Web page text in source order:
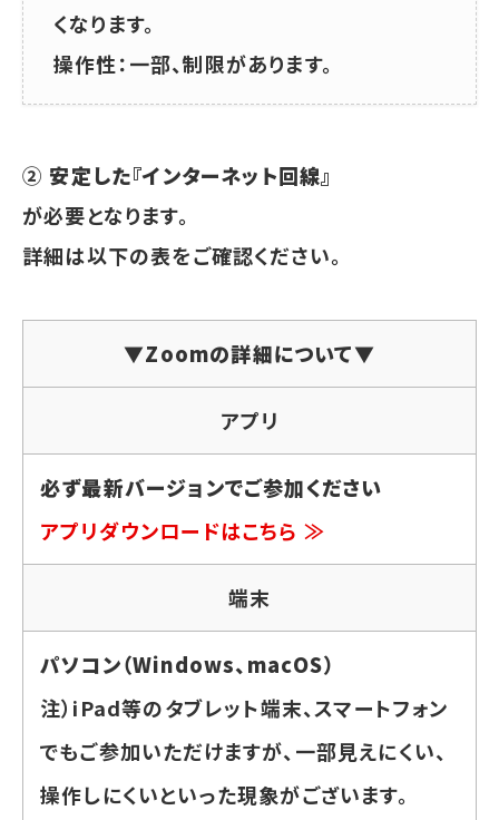
くなります。
操作性：一部、制限があります。
② 安定した『インターネット回線』
が必要となります。
詳細は以下の表をご確認ください。
▼Zoomの詳細について▼
アプリ
必ず最新バージョンでご参加ください
アプリダウンロードはこちら ≫
端末
パソコン（Windows、macOS）
注）iPad等のタブレット端末、スマートフォン
でもご参加いただけますが、一部見えにくい、
操作しにくいといった現象がございます。